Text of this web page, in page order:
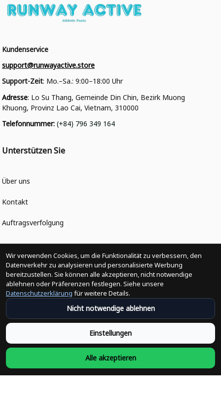
Kundenservice
support@runwayactive.store
Support-Zeit: Mo.–Sa.: 9:00–18:00 Uhr
Adresse: Lo Su Thang, Gemeinde Din Chin, Bezirk Muong
Khuong, Provinz Lao Cai, Vietnam, 310000
Telefonnummer: (+84) 796 349 164
Unterstützen Sie
Über uns
Kontakt
Auftragsverfolgung
Politiken
Änderungen der Bestellung
Versandpolitik
Rückerstattungsrichtlinie
Rückgabepolitik
Wir verwenden Cookies, um die Funktionalität zu verbessern, den
Datenverkehr zu analysieren und personalisierte Werbung
bereitzustellen. Sie können alle akzeptieren, nicht notwendige
ablehnen oder Präferenzen festlegen. Siehe unsere
Datenschutzerklärung für weitere Details.
Nicht notwendige ablehnen
Einstellungen
Alle akzeptieren